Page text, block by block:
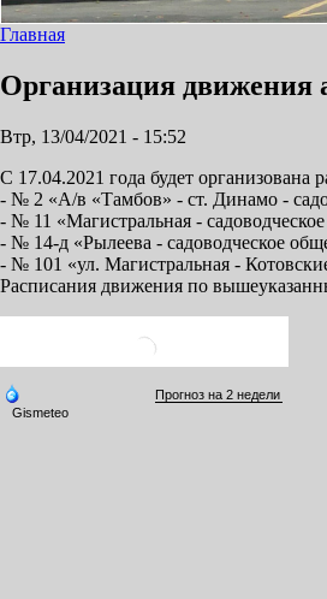
Главная
Организация движения
Втр, 13/04/2021 - 15:52
С 17.04.2021 года будет организована
- № 2 «А/в «Тамбов» - ст. Динамо -
- № 11 «Магистральная -
- № 14-д «Рылеева - садоводческое
- № 101 «ул. Магистральная -
Расписания движения по